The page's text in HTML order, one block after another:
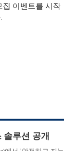
집 이벤트를 시작
루션 공개